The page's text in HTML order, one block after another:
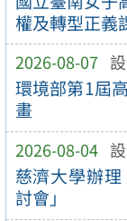
權及轉型正義
2026-08-07
環境部第1屆
畫
2026-08-04
慈濟大學辦
討會」